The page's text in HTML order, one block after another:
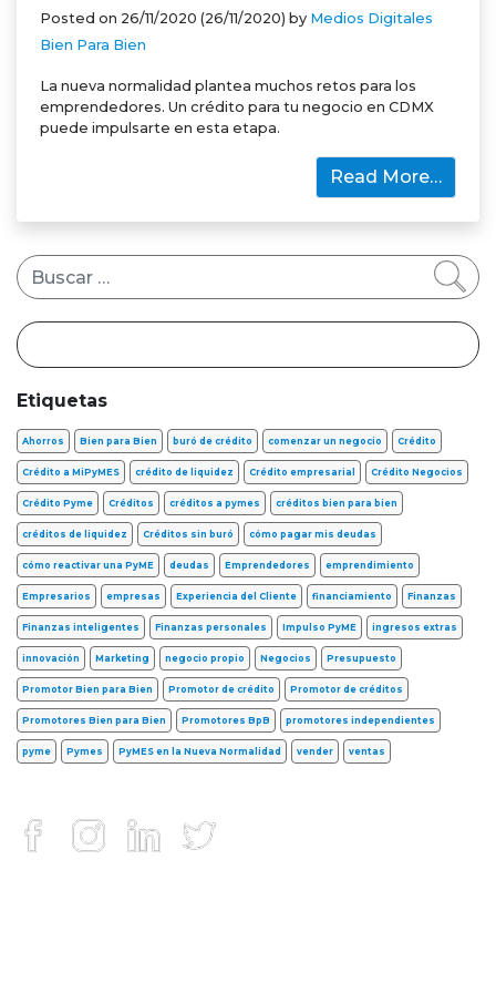
Posted on 26/11/2020 (26/11/2020) by Medios Digitales
Bien Para Bien
La nueva normalidad plantea muchos retos para los
emprendedores. Un crédito para tu negocio en CDMX
puede impulsarte en esta etapa.
Read More…
Buscar
Etiquetas
Ahorros Bien para Bien buró de crédito comenzar un negocio Crédito
Crédito a MiPyMES crédito de liquidez Crédito empresarial Crédito Negocios
Crédito Pyme Créditos créditos a pymes créditos bien para bien
créditos de liquidez Créditos sin buró cómo pagar mis deudas
cómo reactivar una PyME deudas Emprendedores emprendimiento
Empresarios empresas Experiencia del Cliente financiamiento Finanzas
Finanzas inteligentes Finanzas personales Impulso PyME ingresos extras
innovación Marketing negocio propio Negocios Presupuesto
Promotor Bien para Bien Promotor de crédito Promotor de créditos
Promotores Bien para Bien Promotores BpB promotores independientes
pyme Pymes PyMES en la Nueva Normalidad vender ventas